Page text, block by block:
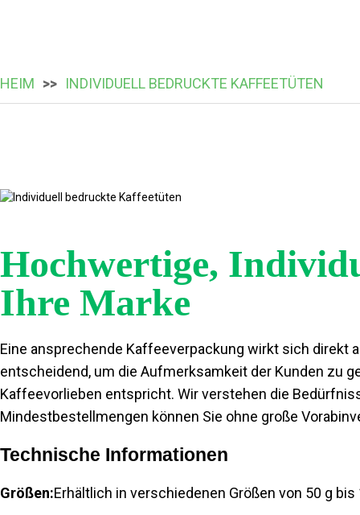
HEIM INDIVIDUELL BEDRUCKTE KAFFEETÜTEN
Hochwertige,
Ihre Marke
Eine ansprechende Kaffeeverpackung wirkt sich
entscheidend, um die Aufmerksamkeit der Kunden zu
Kaffeevorlieben entspricht. Wir verstehen die
Mindestbestellmengen können Sie ohne große
Technische Informationen
Größen:Erhältlich in verschiedenen Größen von 50 g bis